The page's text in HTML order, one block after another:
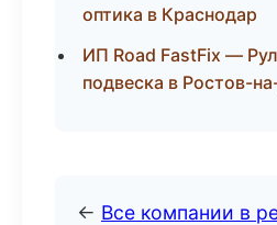
оптика в Краснодар
ИП Road FastFix —
подвеска в Ростов-
← Все компании в